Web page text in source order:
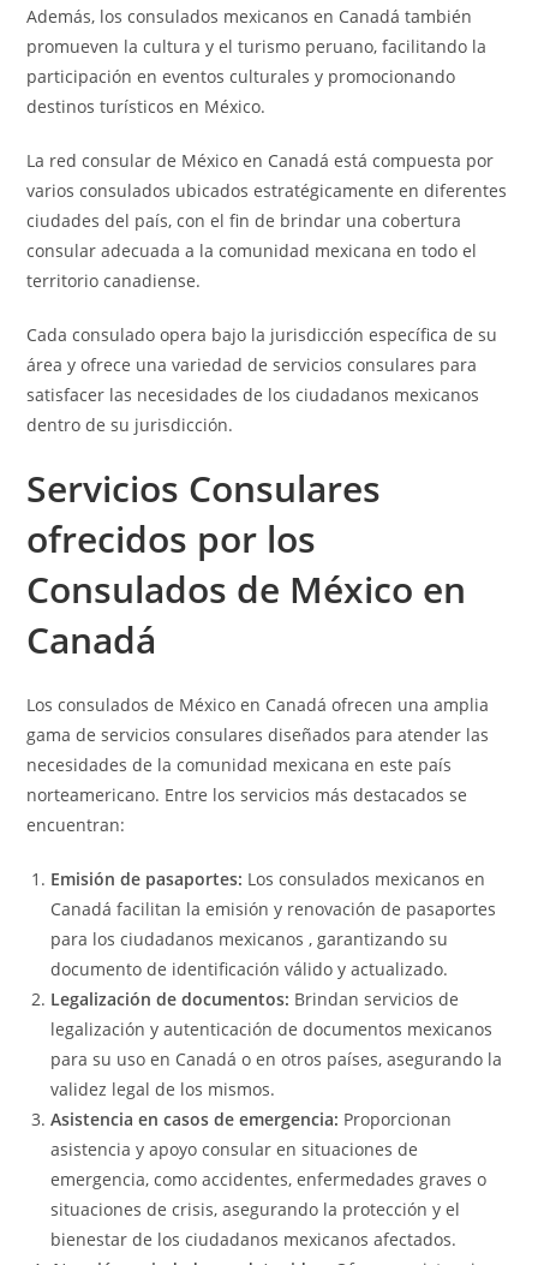
Además, los consulados mexicanos en Canadá también
promueven la cultura y el turismo peruano, facilitando la
participación en eventos culturales y promocionando
destinos turísticos en México.
La red consular de México en Canadá está compuesta por
varios consulados ubicados estratégicamente en diferentes
ciudades del país, con el fin de brindar una cobertura
consular adecuada a la comunidad mexicana en todo el
territorio canadiense.
Cada consulado opera bajo la jurisdicción específica de su
área y ofrece una variedad de servicios consulares para
satisfacer las necesidades de los ciudadanos mexicanos
dentro de su jurisdicción.
Servicios Consulares
ofrecidos por los
Consulados de México en
Canadá
Los consulados de México en Canadá ofrecen una amplia
gama de servicios consulares diseñados para atender las
necesidades de la comunidad mexicana en este país
norteamericano. Entre los servicios más destacados se
encuentran:
Emisión de pasaportes: Los consulados mexicanos en
Canadá facilitan la emisión y renovación de pasaportes
para los ciudadanos mexicanos , garantizando su
documento de identificación válido y actualizado.
Legalización de documentos: Brindan servicios de
legalización y autenticación de documentos mexicanos
para su uso en Canadá o en otros países, asegurando la
validez legal de los mismos.
Asistencia en casos de emergencia: Proporcionan
asistencia y apoyo consular en situaciones de
emergencia, como accidentes, enfermedades graves o
situaciones de crisis, asegurando la protección y el
bienestar de los ciudadanos mexicanos afectados.